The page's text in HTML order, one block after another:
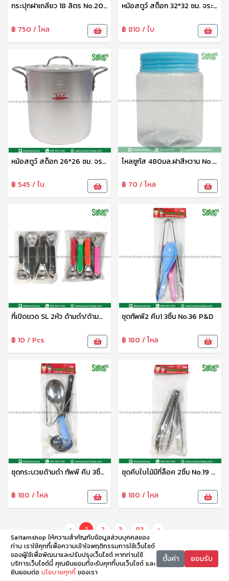
กระปุกฝาเกลียว 18 ลิตร No.20180 SRT
฿ 750 / โหล
หม้อสตูว์ สต็อก 32*32 ซม. จระเข้
฿ 810 / ใบ
หม้อสตูว์ สต็อก 26*26 ซม. จระเข้
฿ 545 / ใบ
โหลซูกัส 480มล.ฝาสีหวาน No.049-S เบสกลาส
฿ 70 / โหล
ที่เปิดขวด SL 2หัว ด้ามดำ/ด้ามสี P&D
฿ 10 / Pcs.
ชุดทัพพี2 คีบ1 3ชิ้น No.36 P&D
฿ 180 / โหล
ชุดกระบวยด้ามดำ ทัพพี คีบ 3ชิ้น No.28 p&d
฿ 180 / โหล
ชุดคีบใบไม้มีที่ล็อค 2ชิ้น No.19 p&d
฿ 180 / โหล
‹ 1 2 3 83 ›
Saitarnshop ให้ความสำคัญกับข้อมูลส่วนบุคคลของ
ท่าน เราใช้คุกกี้เพื่อความเข้าใจพฤติกรรมการใช้เว็บไซต์
ของผู้ใช้เพื่อพัฒนาและปรับปรุงเว็บไซต์ หากท่านใช้
บริการเว็บไซต์นี้ คุณยินยอมที่จะรับคุกกี้บนเว็บไซต์ และ
ยินยอมต่อ นโยบายคุกกี้ ของเรา
ตั้งค่า ยอมรับ